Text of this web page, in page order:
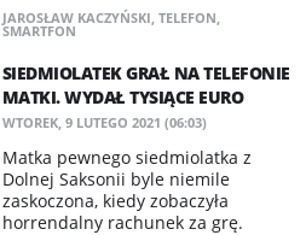
JAROSŁAW KACZYŃSKI, TELEFON,
SMARTFON
SIEDMIOLATEK GRAŁ NA TELEFONIE
MATKI. WYDAŁ TYSIĄCE EURO
WTOREK, 9 LUTEGO 2021 (06:03)
Matka pewnego siedmiolatka z
Dolnej Saksonii byle niemile
zaskoczona, kiedy zobaczyła
horrendalny rachunek za grę.